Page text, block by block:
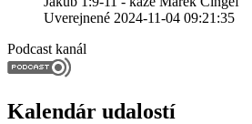
Uverejnené 2024-11-04 09:21:35
Podcast kanál
Kalendár udalostí